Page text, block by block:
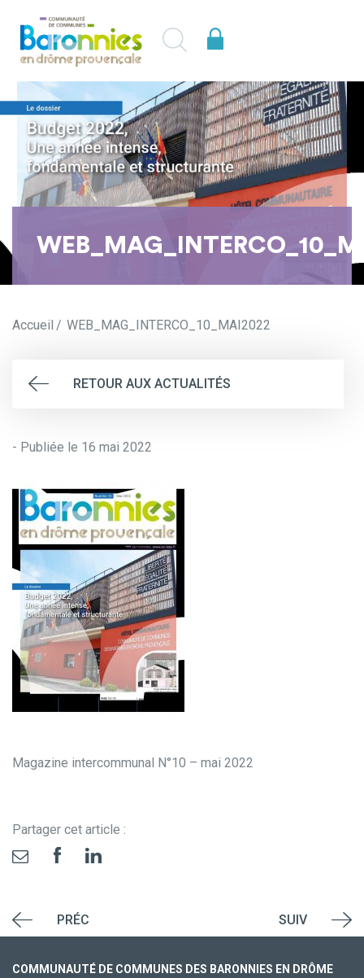
Accueil WEB_MAG_INTERCO_10_MAI2022
RETOUR AUX ACTUALITÉS
- Publiée le 16 mai 2022
Magazine intercommunal N°10 – mai 2022
Partager cet article :
PRÉC SUIV
COMMUNAUTÉ DE COMMUNES DES BARONNIES EN DRÔME